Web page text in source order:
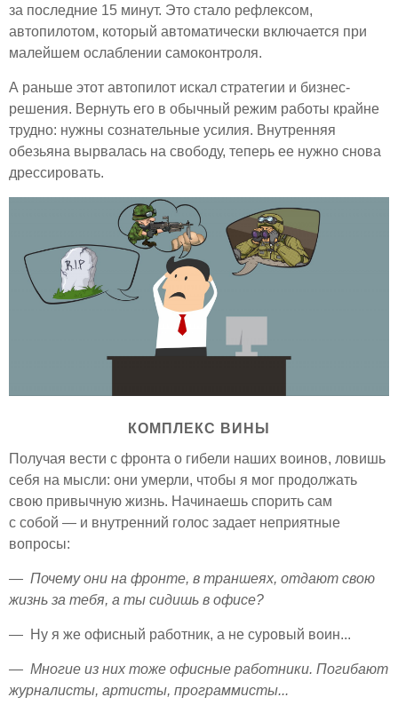
за последние 15 минут. Это стало рефлексом,
автопилотом, который автоматически включается при
малейшем ослаблении самоконтроля.
А раньше этот автопилот искал стратегии и бизнес-
решения. Вернуть его в обычный режим работы крайне
трудно: нужны сознательные усилия. Внутренняя
обезьяна вырвалась на свободу, теперь ее нужно снова
дрессировать.
КОМПЛЕКС ВИНЫ
Получая вести с фронта о гибели наших воинов, ловишь
себя на мысли: они умерли, чтобы я мог продолжать
свою привычную жизнь. Начинаешь спорить сам
с собой — и внутренний голос задает неприятные
вопросы:
— Почему они на фронте, в траншеях, отдают свою
жизнь за тебя, а ты сидишь в офисе?
— Ну я же офисный работник, а не суровый воин...
— Многие из них тоже офисные работники. Погибают
журналисты, артисты, программисты...